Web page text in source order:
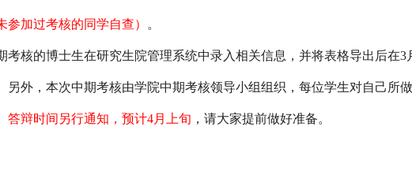
参加过考核的同学自查） 。
考核的博士生在研究生院管理系统中录入相关信息，并将表格导出后在3
另外，本次中期考核由学院中期考核领导小组组织，每位学生对自己所
答辩时间另行通知，预计4月上旬 ，请大家提前做好准备。